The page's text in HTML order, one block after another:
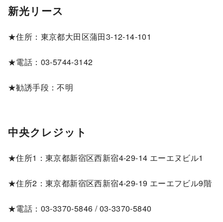
新光リース
★住所：東京都大田区蒲田3-12-14-101
★電話：03-5744-3142
★勧誘手段：不明
中央クレジット
★住所1：東京都新宿区西新宿4-29-14 エーエヌビル1
★住所2：東京都新宿区西新宿4-29-19 エーエフビル9階
★電話：03-3370-5846 / 03-3370-5840